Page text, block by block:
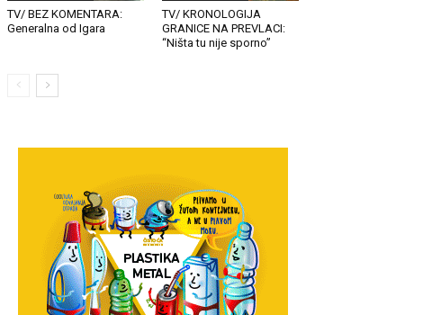
TV/ BEZ KOMENTARA:
Generalna od Igara
TV/ KRONOLOGIJA
GRANICE NA PREVLACI:
“Ništa tu nije sporno”